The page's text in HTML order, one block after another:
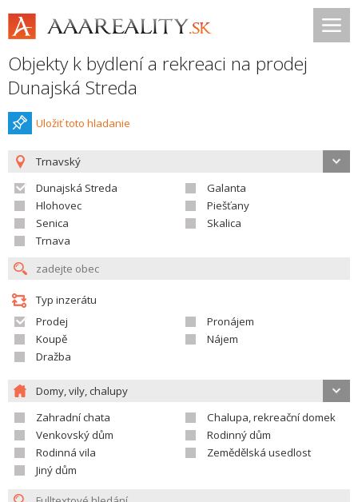
Objekty k bydlení a rekreaci na prodej
Dunajská Streda
Uložiť toto hladanie
Trnavský
Dunajská Streda
Galanta
Hlohovec
Piešťany
Senica
Skalica
Trnava
Typ inzerátu
Prodej
Pronájem
Koupě
Nájem
Dražba
Domy, vily, chalupy
Zahradní chata
Chalupa, rekreační domek
Venkovský dům
Rodinný dům
Rodinná vila
Zemědělská usedlost
Jiný dům